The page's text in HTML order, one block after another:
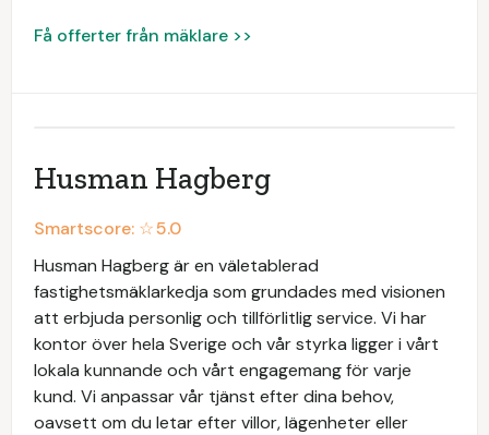
Få offerter från mäklare >>
Husman Hagberg
Smartscore: ☆5.0
Husman Hagberg är en väletablerad
fastighetsmäklarkedja som grundades med visionen
att erbjuda personlig och tillförlitlig service. Vi har
kontor över hela Sverige och vår styrka ligger i vårt
lokala kunnande och vårt engagemang för varje
kund. Vi anpassar vår tjänst efter dina behov,
oavsett om du letar efter villor, lägenheter eller